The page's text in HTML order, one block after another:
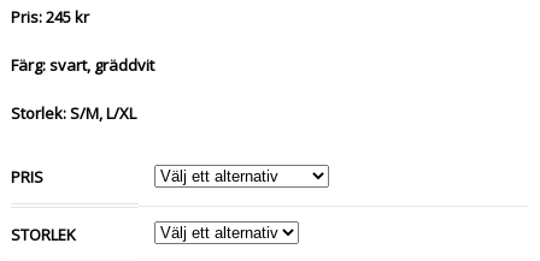
Pris: 245 kr
Färg: svart, gräddvit
Storlek: S/M, L/XL
PRIS
STORLEK